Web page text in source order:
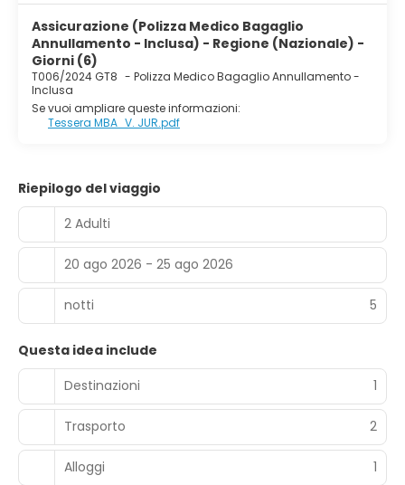
Assicurazione (Polizza Medico Bagaglio
Annullamento - Inclusa) - Regione (Nazionale) -
Giorni (6)
T006/2024 GT8 - Polizza Medico Bagaglio Annullamento -
Inclusa
Se vuoi ampliare queste informazioni:
Tessera MBA_V. JUR.pdf
Riepilogo del viaggio
2 Adulti
20 ago 2026 - 25 ago 2026
notti 5
Questa idea include
Destinazioni
1
Trasporto 2
Alloggi 1